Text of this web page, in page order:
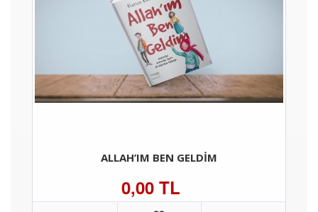
ALLAH’IM BEN GELDIM
0,00 TL